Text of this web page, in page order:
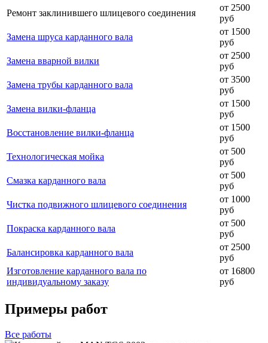
Ремонт заклинившего шлицевого соединения
от 2500
руб
Замена шруса карданного вала
от 1500
руб
Замена вварной вилки
от 2500
руб
Замена трубы карданного вала
от 3500
руб
Замена вилки-фланца
от 1500
руб
Восстановление вилки-фланца
от 1500
руб
Технологическая мойка
от 500
руб
Смазка карданного вала
от 500
руб
Чистка подвижного шлицевого соединения
от 1000
руб
Покраска карданного вала
от 500
руб
Балансировка карданного вала
от 2500
руб
Изготовление карданного вала по
индивидуальному заказу
от 16800
руб
Примеры работ
Все работы